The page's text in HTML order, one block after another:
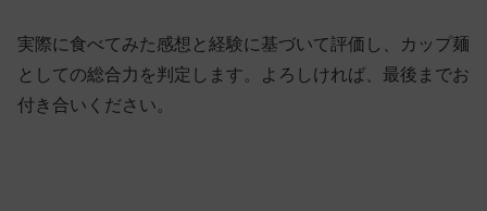
実際に食べてみた感想と経験に基づいて評価し、カップ麺
としての総合力を判定します。よろしければ、最後までお
付き合いください。